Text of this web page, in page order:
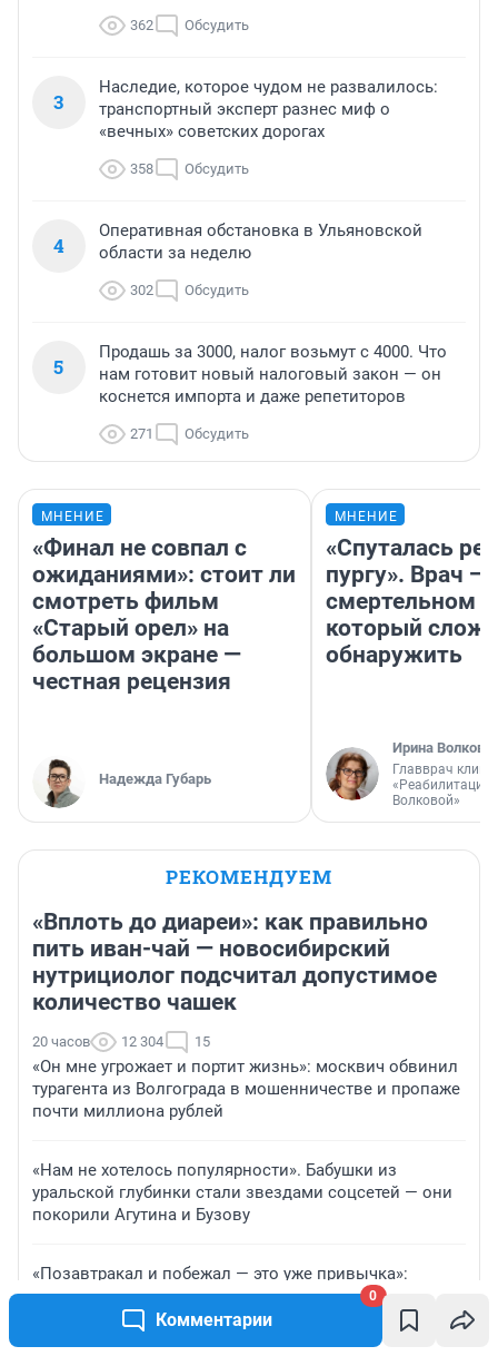
Комментарии
0
362 Обсудить
3
Наследие, которое чудом не развалилось:
транспортный эксперт разнес миф о
«вечных» советских дорогах
358 Обсудить
4
Оперативная обстановка в Ульяновской
области за неделю
302 Обсудить
5
Продашь за 3000, налог возьмут с 4000. Что
нам готовит новый налоговый закон — он
коснется импорта и даже репетиторов
271 Обсудить
МНЕНИЕ
«Финал не совпал с
ожиданиями»: стоит ли
смотреть фильм
«Старый орел» на
большом экране —
честная рецензия
Надежда Губарь
МНЕНИЕ
«Спуталась
пургу». Врач —
смертельном
который
обнаружить
Ирина Волкова
Главврач
«Реабилитация
Волковой»
РЕКОМЕНДУЕМ
«Вплоть до диареи»: как правильно
пить иван-чай — новосибирский
нутрициолог подсчитал допустимое
количество чашек
20 часов 12 304 15
«Он мне угрожает и портит жизнь»: москвич обвинил
турагента из Волгограда в мошенничестве и пропаже
почти миллиона рублей
«Нам не хотелось популярности». Бабушки из
уральской глубинки стали звездами соцсетей — они
покорили Агутина и Бузову
«Позавтракал и побежал — это уже привычка»:
история пермского марафонца Владимира Никитина
— он стал чемпионом РФ 35 раз